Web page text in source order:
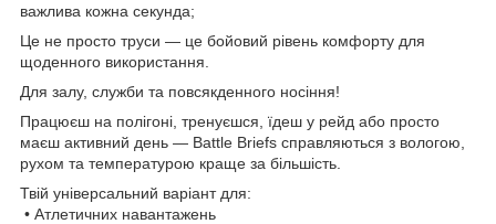
важлива кожна секунда;
Це не просто труси — це бойовий рівень комфорту для
щоденного використання.
Для залу, служби та повсякденного носіння!
Працюєш на полігоні, тренуєшся, їдеш у рейд або просто
маєш активний день — Battle Briefs справляються з вологою,
рухом та температурою краще за більшість.
Твій універсальний варіант для:
• Атлетичних навантажень